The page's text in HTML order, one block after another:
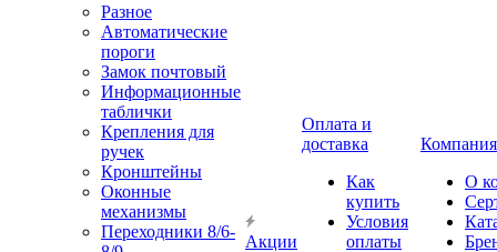
Разное
Автоматические
пороги
Замок почтовый
Информационные
таблички
Крепления для
ручек
Кронштейны
Оконные
механизмы
Переходники 8/6-
Акции
Оплата и
доставка
Как
купить
Условия
оплаты
Компания
О